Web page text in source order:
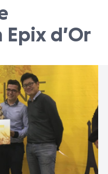
d’Or